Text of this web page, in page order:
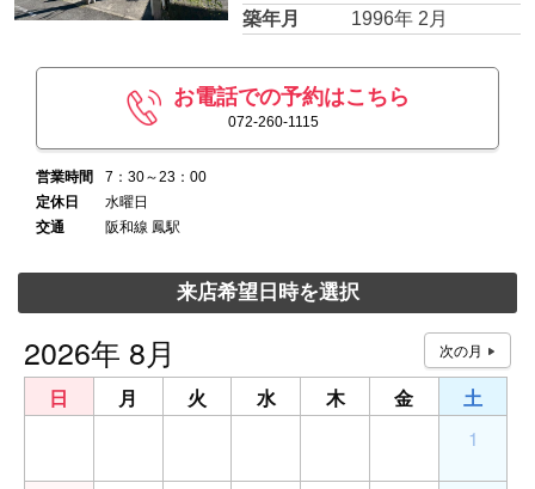
築年月 1996年 2月
お電話での予約はこちら
072-260-1115
営業時間
7：30～23：00
定休日
水曜日
交通
阪和線 鳳駅
来店希望日時を選択
2026年 8月
日 月 火 水 木 金
土
1